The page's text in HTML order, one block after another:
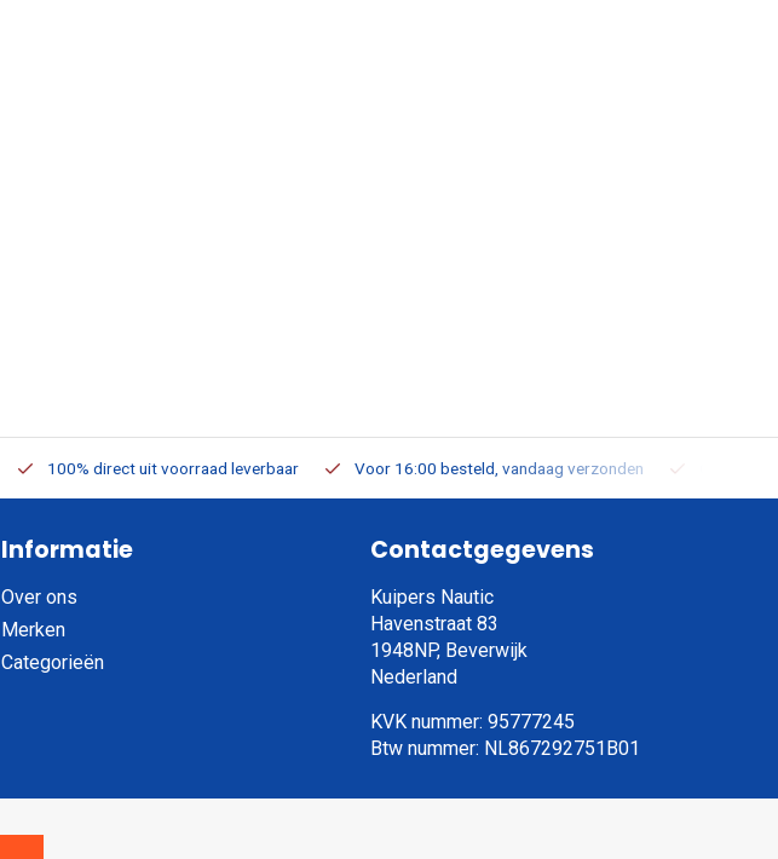
100% direct uit voorraad leverbaar Voor 16:00 besteld, vandaag verzonden
Informatie
Over ons
Merken
Categorieën
Contactgegevens
Kuipers Nautic
Havenstraat 83
1948NP, Beverwijk
Nederland
KVK nummer: 95777245
Btw nummer: NL867292751B01